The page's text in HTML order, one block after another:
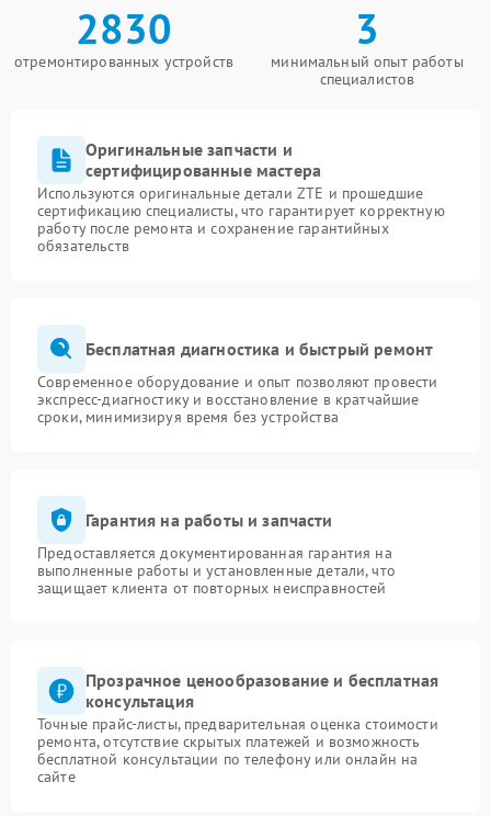
2830
отремонтированных устройств
3
минимальный опыт работы
специалистов
Оригинальные запчасти и
сертифицированные мастера
Используются оригинальные детали ZTE и прошедшие
сертификацию специалисты, что гарантирует корректную
работу после ремонта и сохранение гарантийных
обязательств
Бесплатная диагностика и быстрый ремонт
Современное оборудование и опыт позволяют провести
экспресс-диагностику и восстановление в кратчайшие
сроки, минимизируя время без устройства
Гарантия на работы и запчасти
Предоставляется документированная гарантия на
выполненные работы и установленные детали, что
защищает клиента от повторных неисправностей
Прозрачное ценообразование и бесплатная
консультация
Точные прайс-листы, предварительная оценка стоимости
ремонта, отсутствие скрытых платежей и возможность
бесплатной консультации по телефону или онлайн на
сайте